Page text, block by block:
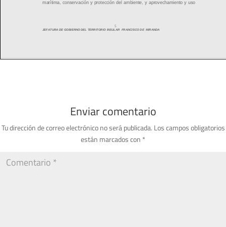
Enviar comentario
Tu dirección de correo electrónico no será publicada. Los campos obligatorios
están marcados con *